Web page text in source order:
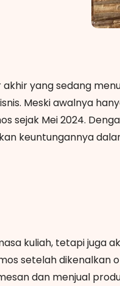
yang sedang
Meski awalnya
sejak Mei 2024.
keuntungannya
kuliah, tetapi juga
setelah dikenalkan
dan menjual